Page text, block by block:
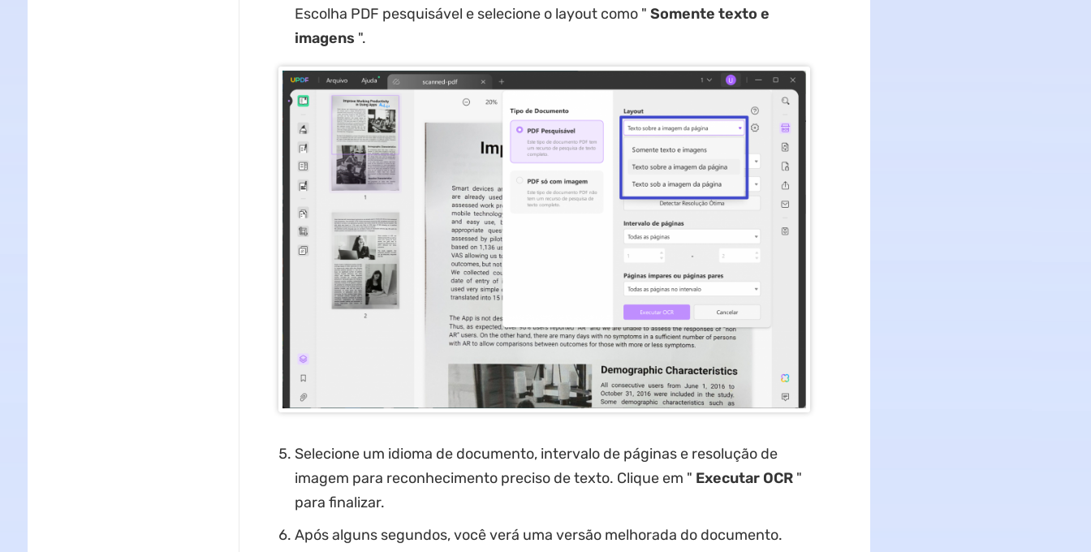
Escolha PDF pesquisável e selecione o layout como " Somente texto e
imagens ".
Selecione um idioma de documento, intervalo de páginas e resolução de
imagem para reconhecimento preciso de texto. Clique em " Executar OCR"
para finalizar.
Após alguns segundos, você verá uma versão melhorada do documento.